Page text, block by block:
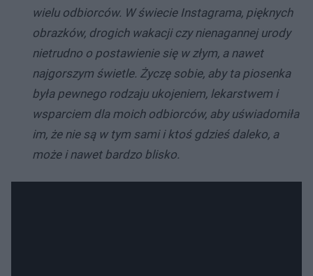
wielu odbiorców. W świecie Instagrama, pięknych
obrazków, drogich wakacji czy nienagannej urody
nietrudno o postawienie się w złym, a nawet
najgorszym świetle. Życzę sobie, aby ta piosenka
była pewnego rodzaju ukojeniem, lekarstwem i
wsparciem dla moich odbiorców, aby uświadomiła
im, że nie są w tym sami i ktoś gdzieś daleko, a
może i nawet bardzo blisko.